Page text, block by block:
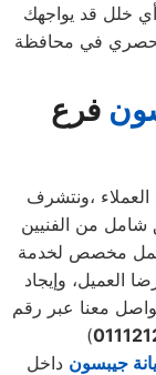
أي خلل قد يواجهك
في محافظة
فرع
،ونتشرف
شامل من الفنيين
عمل مخصص لخدمة
العميل، وإيجاد
معنا عبر رقم
جيبسون داخل